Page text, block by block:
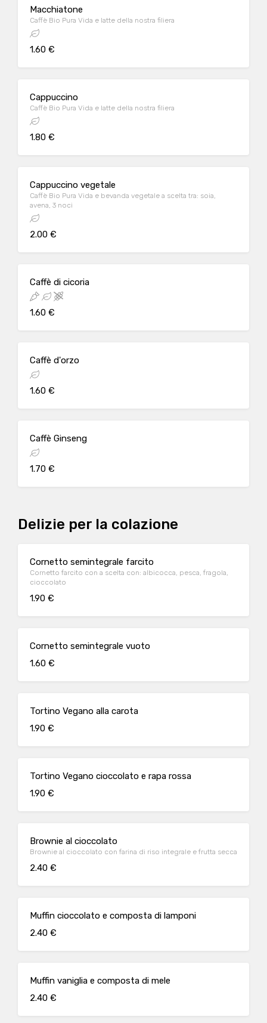
Macchiatone
Caffè Bio Pura Vida e latte della nostra filiera
1.60 €
Cappuccino
Caffè Bio Pura Vida e latte della nostra filiera
1.80 €
Cappuccino vegetale
Caffè Bio Pura Vida e bevanda vegetale a scelta tra: soia,
avena, 3 noci
2.00 €
Caffè di cicoria
1.60 €
Caffè d'orzo
1.60 €
Caffè Ginseng
1.70 €
Delizie per la colazione
Cornetto semintegrale farcito
Cornetto farcito con a scelta con: albicocca, pesca, fragola,
cioccolato
1.90 €
Cornetto semintegrale vuoto
1.60 €
Tortino Vegano alla carota
1.90 €
Tortino Vegano cioccolato e rapa rossa
1.90 €
Brownie al cioccolato
Brownie al cioccolato con farina di riso integrale e frutta secca
2.40 €
Muffin cioccolato e composta di lamponi
2.40 €
Muffin vaniglia e composta di mele
2.40 €